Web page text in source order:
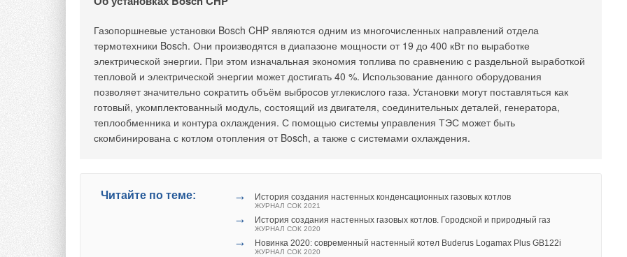
Газопоршневые установки Bosch CHP являются одним из многочисленных направлений отдела
термотехники Bosch. Они производятся в диапазоне мощности от 19 до 400 кВт по выработке
электрической энергии. При этом изначальная экономия топлива по сравнению с раздельной выработкой
тепловой и электрической энергии может достигать 40 %. Использование данного оборудования
позволяет значительно сократить объём выбросов углекислого газа. Установки могут поставляться как
готовый, укомплектованный модуль, состоящий из двигателя, соединительных деталей, генератора,
теплообменника и контура охлаждения. С помощью системы управления ТЭС может быть
скомбинирована с котлом отопления от Bosch, а также с системами охлаждения.
Читайте по теме: → История создания настенных конденсационных газовых котлов
ЖУРНАЛ СОК 2021
→ История создания настенных газовых котлов. Городской и природный газ
ЖУРНАЛ СОК 2020
→ Новинка 2020: современный настенный котел Buderus Logamax Plus GB122i
ЖУРНАЛ СОК 2020